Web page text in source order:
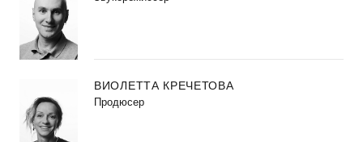
ВИОЛЕТТА КРЕЧЕТОВА
Продюсер